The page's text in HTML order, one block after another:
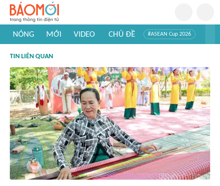
NÓNG MỚI VIDEO CHỦ ĐỀ #ASEAN Cup 2026
#Khám phá thế giới
TIN LIÊN QUAN